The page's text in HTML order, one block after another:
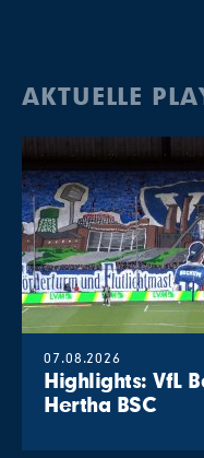
AKTUELLE
07.08.2026
Highlights: VfL
Hertha BSC